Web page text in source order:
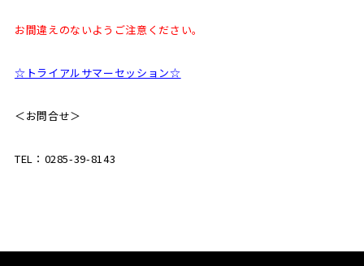
お間違えのないようご注意ください。
☆トライアルサマーセッション☆
＜お問合せ＞
TEL：0285-39-8143